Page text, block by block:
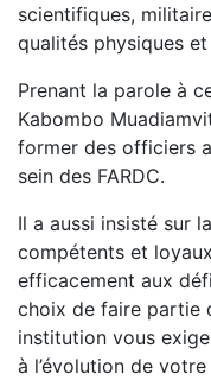
scientifiques,
qualités physiques
Prenant la parole à
Kabombo
former des officiers
sein des FARDC.
Il a aussi insisté sur
compétents et
efficacement aux
choix de faire partie
institution vous
à l’évolution de